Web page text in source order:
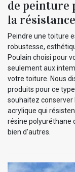
de peinture
la
Peindre une toiture
robustesse,
Poulain choisi pour
seulement aux
votre toiture. Nous
produits pour ce
souhaitez conserver
acrylique qui
résine polyuréthane
bien d’autres.